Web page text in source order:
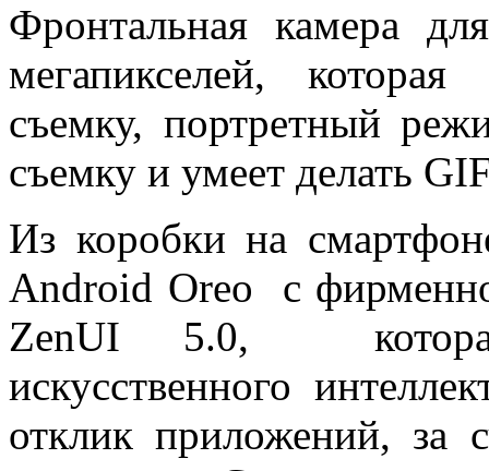
Фронтальная камера
мегапикселей,
съемку, портретный
съемку и умеет делать
Из коробки на
Android Oreo с
ZenUI 5.0, которая
искусственного
отклик приложений, за